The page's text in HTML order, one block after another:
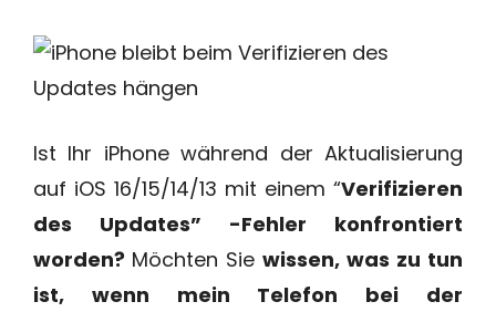
Ist Ihr iPhone während der Aktualisierung
auf iOS 16/15/14/13 mit einem “Verifizieren
des Updates”
-Fehler konfrontiert
worden? Möchten Sie wissen, was zu tun
ist, wenn mein Telefon bei der